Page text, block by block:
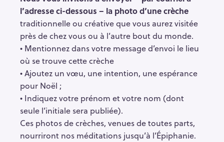
l’adresse ci-dessous – la photo d’une crèche
traditionnelle ou créative que vous aurez visitée
près de chez vous ou à l’autre bout du monde.
• Mentionnez dans votre message d’envoi le lieu
où se trouve cette crèche
• Ajoutez un vœu, une intention, une espérance
pour Noël ;
• Indiquez votre prénom et votre nom (dont
seule l’initiale sera publiée).
Ces photos de crèches, venues de toutes parts,
nourriront nos méditations jusqu’à l’Épiphanie.